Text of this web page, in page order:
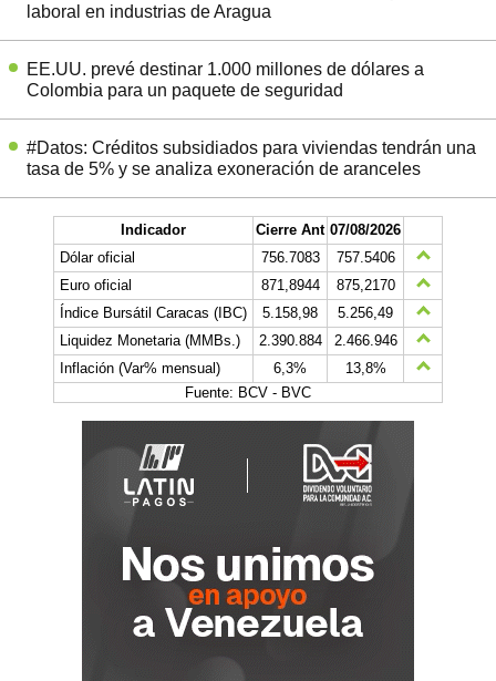
laboral en industrias de Aragua
EE.UU. prevé destinar 1.000 millones de dólares a
Colombia para un paquete de seguridad
#Datos: Créditos subsidiados para viviendas tendrán una
tasa de 5% y se analiza exoneración de aranceles
Indicador Cierre Ant 07/08/2026
Dólar oficial
756.7083
757.5406
Euro oficial
871,8944
875,2170
Índice Bursátil Caracas (IBC)
5.158,98
5.256,49
Liquidez Monetaria (MMBs.)
2.390.884
2.466.946
Inflación (Var% mensual)
6,3%
13,8%
Fuente: BCV - BVC